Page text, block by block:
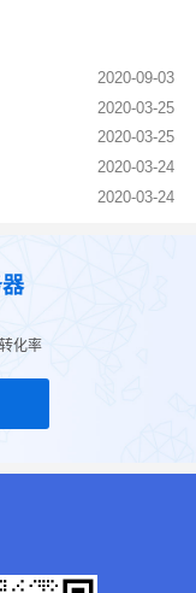
2020-09-03
2020-03-25
2020-03-25
2020-03-24
2020-03-24
化率